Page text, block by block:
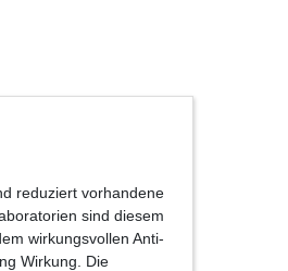
reduziert vorhandene
sind diesem
wirkungsvollen Anti-
Wirkung. Die